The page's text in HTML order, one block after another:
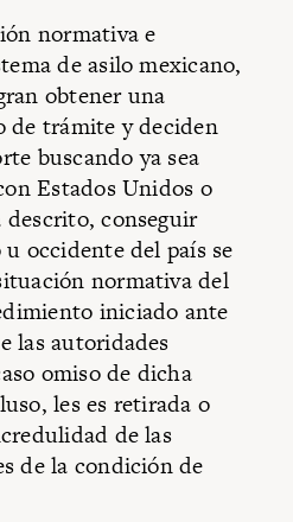
normativa e
de asilo mexicano,
obtener una
de trámite y deciden
buscando ya sea
Estados Unidos o
descrito, conseguir
occidente del país se
normativa del
iniciado ante
las autoridades
omiso de dicha
les es retirada o
de las
de la condición de